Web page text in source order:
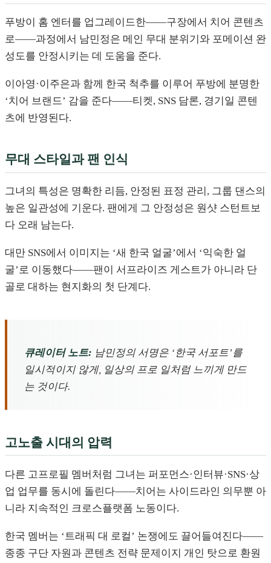
푸방이 홈 엔터를 업그레이드한——구장에서 치어 콘텐츠
로——과정에서 남민정은 메인 무대 분위기와 포메이션 완
성도를 안정시키는 데 도움을 준다.
이아영·이주은과 함께 한국 척추를 이루어 푸방에 분명한
‘치어 브랜드’ 감을 준다——티켓, SNS 담론, 경기일 콘텐
츠에 반영된다.
무대 스타일과 팬 인식
그녀의 특성은 명확한 리듬, 안정된 표정 관리, 그룹 댄스의
높은 일관성에 기운다. 팬에게 그 안정성은 원샷 스턴트보
다 오래 남는다.
대만 SNS에서 이미지는 ‘새 한국 얼굴’에서 ‘익숙한 얼
굴’로 이동했다——팬이 서프라이즈 게스트가 아니라 단
골로 대하는 현지화의 첫 단계다.
큐레이터 노트: 남민정의 서명은 ‘한국 서포트’를
일시적이지 않게, 일상의 프로 일처럼 느끼게 만드
는 것이다.
고노출 시대의 압력
다른 고프로필 멤버처럼 그녀는 퍼포먼스·인터뷰·SNS·상
업 업무를 동시에 돌린다——치어는 사이드라인 의무뿐 아
니라 지속적인 크로스플랫폼 노동이다.
한국 멤버는 ‘트래픽 대 로컬’ 논쟁에도 끌어들여진다——
종종 구단 자원과 콘텐츠 전략 문제이지 개인 탓으로 환원